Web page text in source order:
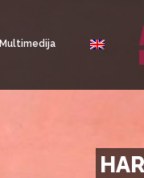
Multimedija